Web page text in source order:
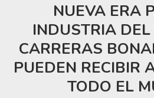
NUEVA ERA
INDUSTRIA
CARRERAS
PUEDEN RECIBIR
TODO EL